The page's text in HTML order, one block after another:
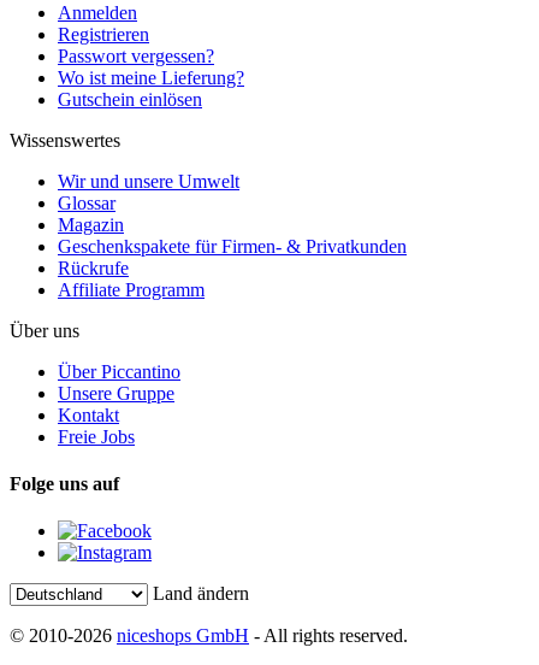
Anmelden
Registrieren
Passwort vergessen?
Wo ist meine Lieferung?
Gutschein einlösen
Wissenswertes
Wir und unsere Umwelt
Glossar
Magazin
Geschenkspakete für Firmen- & Privatkunden
Rückrufe
Affiliate Programm
Über uns
Über Piccantino
Unsere Gruppe
Kontakt
Freie Jobs
Folge uns auf
Land ändern
© 2010-2026 niceshops GmbH - All rights reserved.